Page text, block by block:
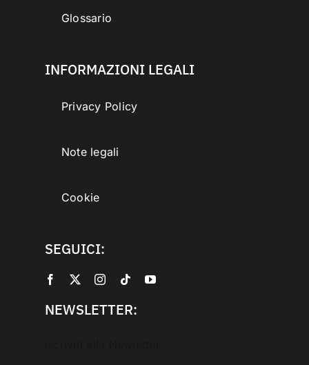
Glossario
INFORMAZIONI LEGALI
Privacy Policy
Note legali
Cookie
SEGUICI:
NEWSLETTER: